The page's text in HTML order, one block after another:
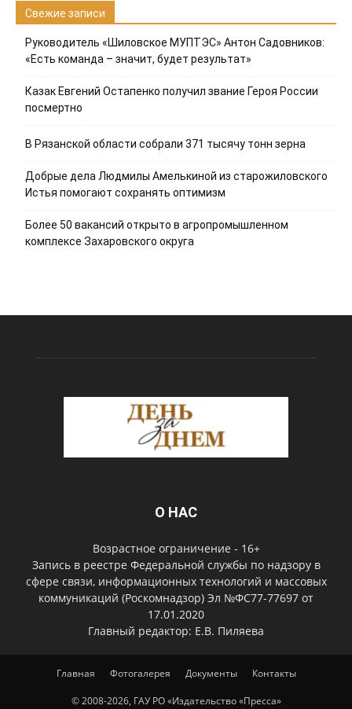
Свежие записи
Руководитель «Шиловское МУПТЭС» Антон Садовников:
«Есть команда – значит, будет результат»
Казак Евгений Остапенко получил звание Героя России
посмертно
В Рязанской области собрали 371 тысячу тонн зерна
Добрые дела Людмилы Амелькиной из старожиловского
Истья помогают сохранять оптимизм
Более 50 вакансий открыто в агропромышленном
комплексе Захаровского округа
О НАС
Возрастное ограничение - 16+
Запись в реестре Федеральной службы по надзору в
сфере связи, информационных технологий и массовых
коммуникаций (Роскомнадзор) Эл №ФС77-77697 от
17.01.2020
Главный редактор: Е.В. Пиляева
Главная Фотогалерея Документы Контакты
© 2008-2026, ГАУ РО «Издательство «Пресса»